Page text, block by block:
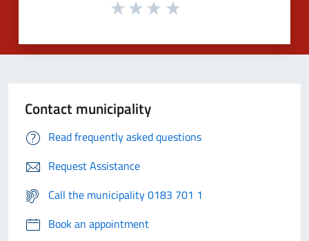
Contact municipality
Read frequently asked questions
Request Assistance
Call the municipality 0183 701 1
Book an appointment